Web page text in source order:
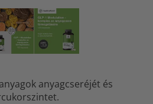
anyagcseréjét és